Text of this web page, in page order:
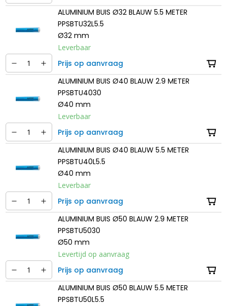
ALUMINIUM BUIS Ø32 BLAUW 5.5 METER
PPSBTU32L5.5
Ø32 mm
Leverbaar
Prijs op aanvraag
ALUMINIUM BUIS Ø40 BLAUW 2.9 METER
PPSBTU4030
Ø40 mm
Leverbaar
Prijs op aanvraag
ALUMINIUM BUIS Ø40 BLAUW 5.5 METER
PPSBTU40L5.5
Ø40 mm
Leverbaar
Prijs op aanvraag
ALUMINIUM BUIS Ø50 BLAUW 2.9 METER
PPSBTU5030
Ø50 mm
Levertijd op aanvraag
Prijs op aanvraag
ALUMINIUM BUIS Ø50 BLAUW 5.5 METER
PPSBTU50L5.5